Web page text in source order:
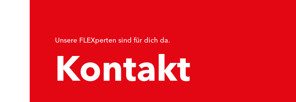
Unsere FLEXperten sind für dich da.
Kontakt